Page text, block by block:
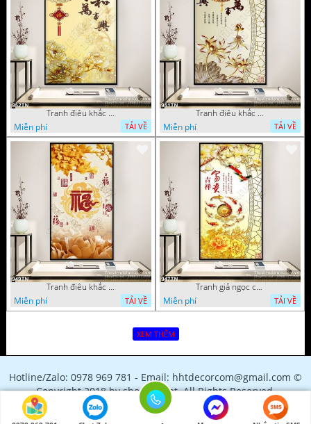
Tranh điêu khắc gỗ hoa mẫu đơn trang trí
Miễn phí
TẢI VỀ
Tranh điêu khắc hoa sen thư pháp
Miễn phí
TẢI VỀ
Tranh điêu khắc gỗ hoa sen và mẫu đơn
Miễn phí
TẢI VỀ
Tranh giả ngọc cá chép và hoa
Miễn phí
TẢI VỀ
XEM THÊM
Hotline/Zalo: 0978 969 781 - Email: hhtdecorcom@gmail.com ©
Copyright 2018 by shopfile.net. All Rights Reserved.